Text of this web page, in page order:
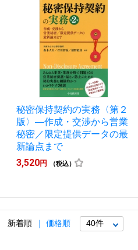
秘密保持契約の実務〈第２
版〉―作成・交渉から営業
秘密／限定提供データの最
新論点まで
3,520円 （税込）
新着順 価格順